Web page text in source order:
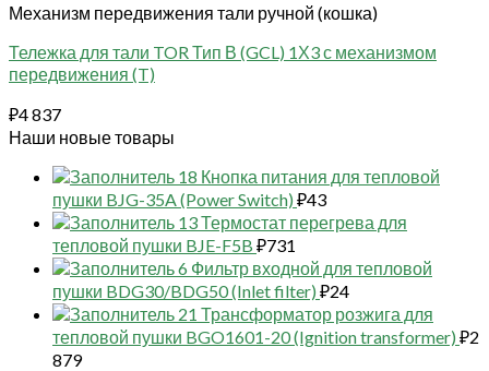
Механизм передвижения тали ручной (кошка)
Тележка для тали TOR Тип В (GCL) 1Х3 с механизмом
передвижения (T)
₽4 837
Наши новые товары
18 Кнопка питания для тепловой
пушки BJG-35A (Power Switch) ₽43
13 Термостат перегрева для
тепловой пушки BJE-F5B ₽731
6 Фильтр входной для тепловой
пушки BDG30/BDG50 (Inlet filter) ₽24
21 Трансформатор розжига для
тепловой пушки BGO1601-20 (Ignition transformer) ₽2
879